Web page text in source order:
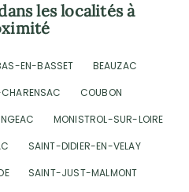
les localités à
EN-BASSET
BEAUZAC
COUBON
MONISTROL-SUR-LOIRE
SAINT-DIDIER-EN-VELAY
SAINT-JUST-MALMONT